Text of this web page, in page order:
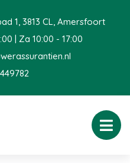
1, 3813 CL, Amersfoort
| Za 10:00 - 17:00